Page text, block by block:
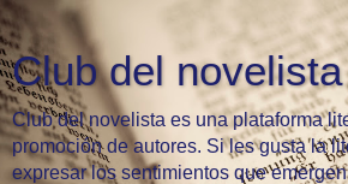
Club del novelista
Club del novelista es una plataforma
promoción de autores. Si les gusta la
expresar los sentimientos que